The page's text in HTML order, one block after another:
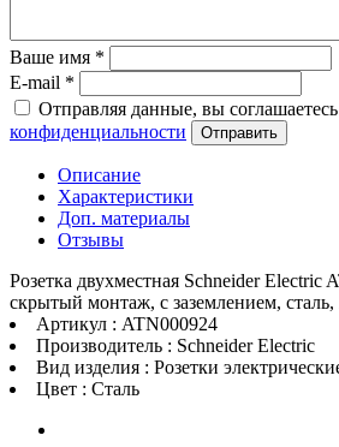
Ваше имя *
E-mail *
Отправляя данные, вы
конфиденциальности
Отправить
Описание
Характеристики
Доп. материалы
Отзывы
Розетка двухместная Schneider Electric
скрытый монтаж, с заземлением,
Артикул : ATN000924
Производитель : Schneider Electric
Вид изделия : Розетки
Цвет : Сталь